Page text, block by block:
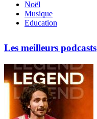
Noël
Musique
Education
Les meilleurs podcasts